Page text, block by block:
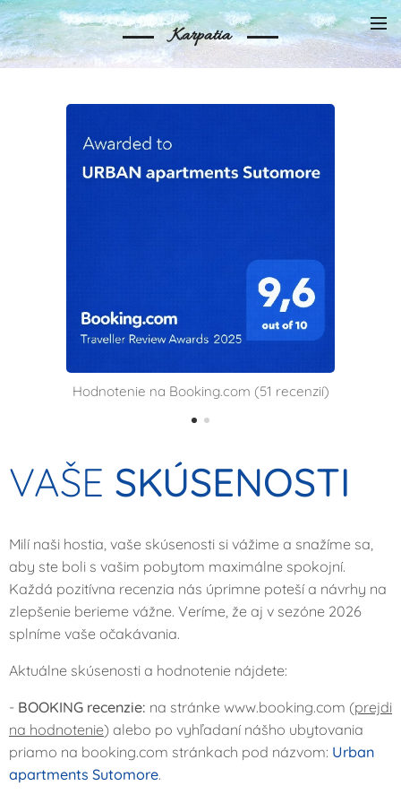
Karpatia
Hodnotenie na Booking.com (51 recenzií)
VAŠE SKÚSENOSTI
Milí naši hostia, vaše skúsenosti si vážime a snažíme sa,
aby ste boli s vašim pobytom maximálne spokojní.
Každá pozitívna recenzia nás úprimne poteší a návrhy na
zlepšenie berieme vážne. Veríme, že aj v sezóne 2026
splníme vaše očakávania.
Aktuálne skúsenosti a hodnotenie nájdete:
- BOOKING recenzie: na stránke www.booking.com (prejdi
na hodnotenie) alebo po vyhľadaní nášho ubytovania
priamo na booking.com stránkach pod názvom: Urban
apartments Sutomore.